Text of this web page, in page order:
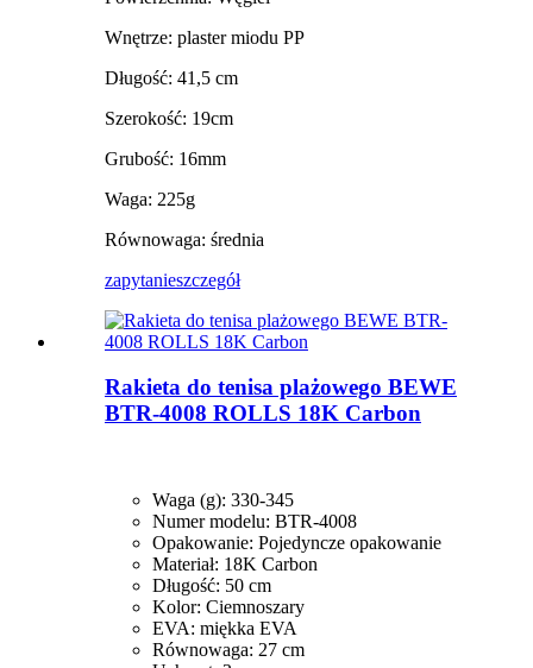
Wnętrze: plaster miodu PP
Długość: 41,5 cm
Szerokość: 19cm
Grubość: 16mm
Waga: 225g
Równowaga: średnia
zapytanieszczegół
Rakieta do tenisa plażowego BEWE
BTR-4008 ROLLS 18K Carbon
Waga (g): 330-345
Numer modelu: BTR-4008
Opakowanie: Pojedyncze opakowanie
Materiał: 18K Carbon
Długość: 50 cm
Kolor: Ciemnoszary
EVA: miękka EVA
Równowaga: 27 cm